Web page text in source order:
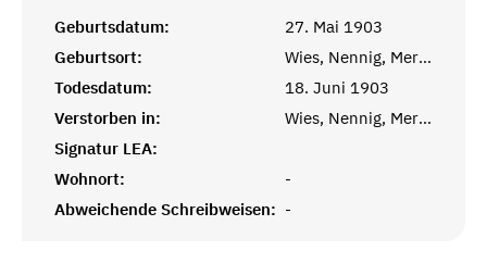
Geburtsdatum:
27. Mai 1903
Geburtsort:
Wies, Nennig, Merzig
Todesdatum:
18. Juni 1903
Verstorben in:
Wies, Nennig, Merzig
Signatur LEA:
Wohnort:
-
Abweichende Schreibweisen: -